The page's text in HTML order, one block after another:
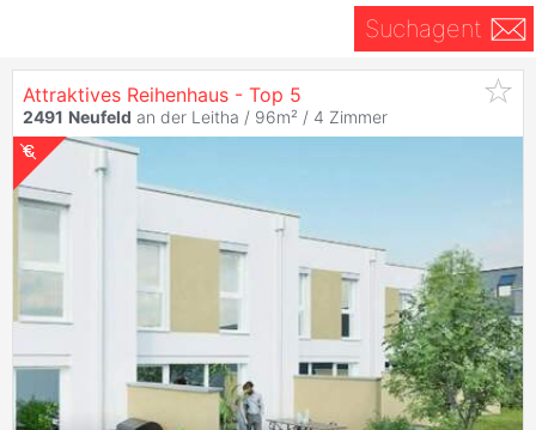
Suchagent
Attraktives Reihenhaus - Top 5
2491 Neufeld an der Leitha / 96m² / 4 Zimmer